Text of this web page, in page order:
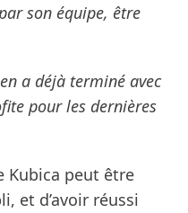
son équipe, être
a déjà terminé avec
pour les dernières
Kubica peut être
et d’avoir réussi